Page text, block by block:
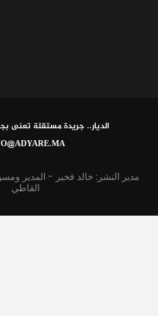
الديار.. جريدة مستقلة
مدير النشر: خالد فخير - المدير
القاطي